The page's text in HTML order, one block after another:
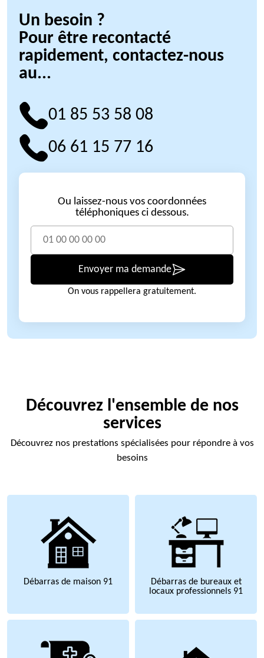
Un besoin ?
Pour être recontacté
rapidement, contactez-nous
au...
01 85 53 58 08
06 61 15 77 16
Ou laissez-nous vos coordonnées
téléphoniques ci dessous.
Envoyer ma demande
On vous rappellera gratuitement.
Découvrez l'ensemble de nos
services
Découvrez nos prestations spécialisées pour répondre à vos
besoins
Débarras de maison 91
Débarras de bureaux et
locaux professionnels 91